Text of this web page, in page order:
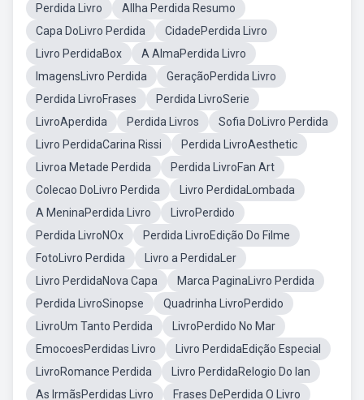
Perdida Livro
AIlha Perdida Resumo
Capa DoLivro Perdida
CidadePerdida Livro
Livro PerdidaBox
A AlmaPerdida Livro
ImagensLivro Perdida
GeraçãoPerdida Livro
Perdida LivroFrases
Perdida LivroSerie
LivroAperdida
Perdida Livros
Sofia DoLivro Perdida
Livro PerdidaCarina Rissi
Perdida LivroAesthetic
Livroa Metade Perdida
Perdida LivroFan Art
Colecao DoLivro Perdida
Livro PerdidaLombada
A MeninaPerdida Livro
LivroPerdido
Perdida LivroNOx
Perdida LivroEdição Do Filme
FotoLivro Perdida
Livro a PerdidaLer
Livro PerdidaNova Capa
Marca PaginaLivro Perdida
Perdida LivroSinopse
Quadrinha LivroPerdido
LivroUm Tanto Perdida
LivroPerdido No Mar
EmocoesPerdidas Livro
Livro PerdidaEdição Especial
LivroRomance Perdida
Livro PerdidaRelogio Do Ian
As IrmãsPerdidas Livro
Frases DePerdida O Livro